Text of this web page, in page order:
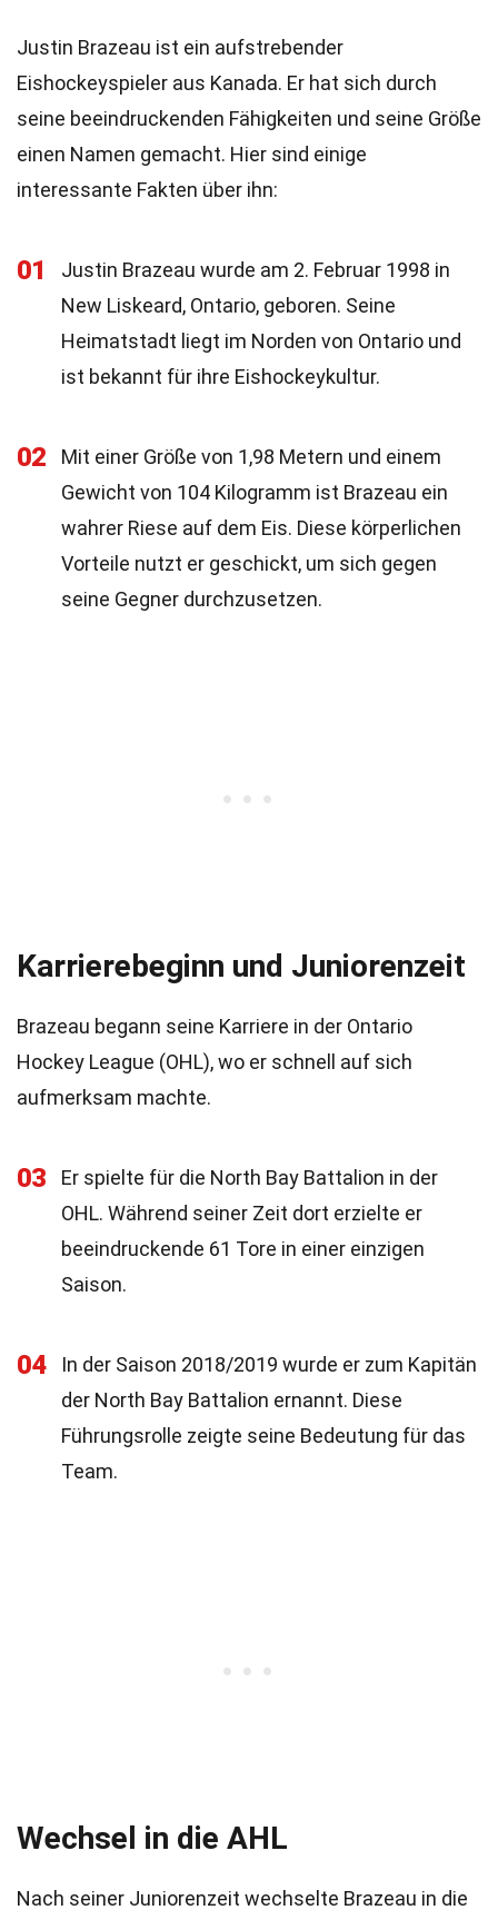
Justin Brazeau ist ein aufstrebender
Eishockeyspieler aus Kanada. Er hat sich durch
seine beeindruckenden Fähigkeiten und seine Größe
einen Namen gemacht. Hier sind einige
interessante Fakten über ihn:
01
Justin Brazeau wurde am 2. Februar 1998 in
New Liskeard, Ontario, geboren. Seine
Heimatstadt liegt im Norden von Ontario und
ist bekannt für ihre Eishockeykultur.
02
Mit einer Größe von 1,98 Metern und einem
Gewicht von 104 Kilogramm ist Brazeau ein
wahrer Riese auf dem Eis. Diese körperlichen
Vorteile nutzt er geschickt, um sich gegen
seine Gegner durchzusetzen.
Karrierebeginn und Juniorenzeit
Brazeau begann seine Karriere in der Ontario
Hockey League (OHL), wo er schnell auf sich
aufmerksam machte.
03
Er spielte für die North Bay Battalion in der
OHL. Während seiner Zeit dort erzielte er
beeindruckende 61 Tore in einer einzigen
Saison.
04
In der Saison 2018/2019 wurde er zum Kapitän
der North Bay Battalion ernannt. Diese
Führungsrolle zeigte seine Bedeutung für das
Team.
Wechsel in die AHL
Nach seiner Juniorenzeit wechselte Brazeau in die